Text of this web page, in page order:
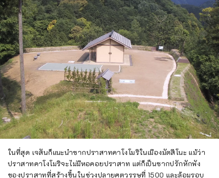
สำหรับพระภิกษุปฏิบัติธรรม มีพื้นที่จัด
ไว้ให้ วัดพุทธยังได้รับเลือกให้เป็น
ทรัพย์สินทางวัฒนธรรมที่สำคัญของ
ชาติอีกด้วย
ในที่สุด เจสันก็แนะนำซากปราสาทคาโงโมริในเมืองมัตสึโนะ แม้ว่า
ปราสาทคาโงโมริจะไม่มีหอคอยปราสาท แต่ก็เป็นซากปรักหักพัง
ของปราสาทที่สร้างขึ้นในช่วงปลายศตวรรษที่ 1500 และล้อมรอบ